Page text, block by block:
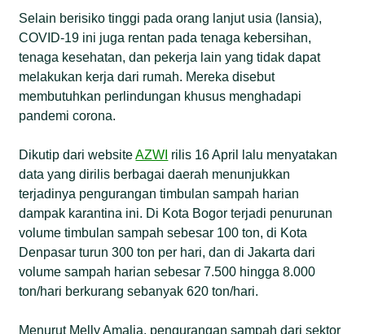
Selain berisiko tinggi pada orang lanjut usia (lansia),
COVID-19 ini juga rentan pada tenaga kebersihan,
tenaga kesehatan, dan pekerja lain yang tidak dapat
melakukan kerja dari rumah. Mereka disebut
membutuhkan perlindungan khusus menghadapi
pandemi corona.
Dikutip dari websiteAZWI rilis 16 April lalu menyatakan
data yang dirilis berbagai daerah menunjukkan
terjadinya pengurangan timbulan sampah harian
dampak karantina ini. Di Kota Bogor terjadi penurunan
volume timbulan sampah sebesar 100 ton, di Kota
Denpasar turun 300 ton per hari, dan di Jakarta dari
volume sampah harian sebesar 7.500 hingga 8.000
ton/hari berkurang sebanyak 620 ton/hari.
Menurut Melly Amalia, pengurangan sampah dari sektor